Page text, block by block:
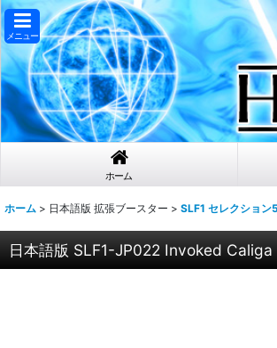
メニュー
ホーム
ホーム > 日本語版 拡張ブースター > SLF1 セレクション5
日本語版 SLF1-JP022 Invoked Caliga